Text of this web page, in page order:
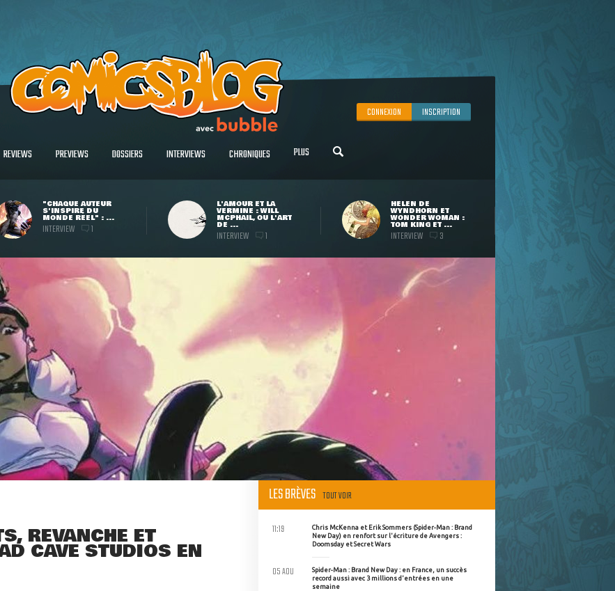
CONNEXION INSCRIPTION
REVIEWS PREVIEWS DOSSIERS INTERVIEWS CHRONIQUES PLUS
"CHAQUE AUTEUR
S'INSPIRE DU
MONDE RÉEL" : ...
INTERVIEW 1
L'AMOUR ET LA
VERMINE : WILL
MCPHAIL, OU L'ART
DE ...
INTERVIEW 1
HELEN DE
WYNDHORN ET
WONDER WOMAN :
TOM KING ET ...
INTERVIEW 3
REVANCHE ET
CAVE STUDIOS EN
LES BRÈVES TOUT VOIR
Chris McKenna et Erik Sommers (Spider-Man : Brand
New Day) en renfort sur l'écriture de Avengers :
Doomsday et Secret Wars
11:19
Spider-Man : Brand New Day : en France, un succès
record aussi avec 3 millions d'entrées en une
semaine
05 AOU